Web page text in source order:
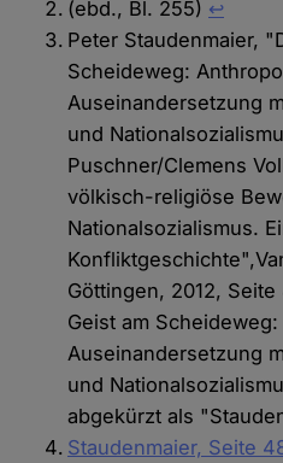
(ebd., Bl. 255) ↩︎
Peter Staudenmaier,
Scheideweg:
Auseinandersetzung
und
Puschner/Clemens
völkisch-religiöse
Nationalsozialismus.
Göttingen, 2012,
Geist am
Auseinandersetzung
und
abgekürzt als
Staudenmaier, Seite